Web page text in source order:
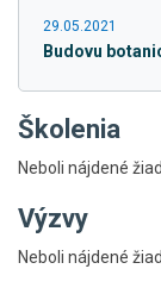
29.05.2021
Budovu
Školenia
Neboli nájdené
Výzvy
Neboli nájdené